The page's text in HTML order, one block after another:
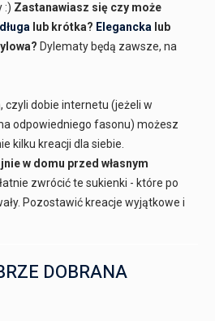
:) Zastanawiasz się czy może
długa lub krótka? Elegancka lub
Dylematy będą zawsze, na
czyli dobie internetu (jeżeli w
odpowiedniego fasonu) możesz
kilku kreacji dla siebie.
w domu przed własnym
zwrócić te sukienki - które po
Pozostawić kreacje wyjątkowe i
DOBRANA